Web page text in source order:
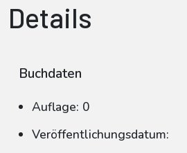
Details
Buchdaten
Auflage: 0
Veröffentlichungsdatum: